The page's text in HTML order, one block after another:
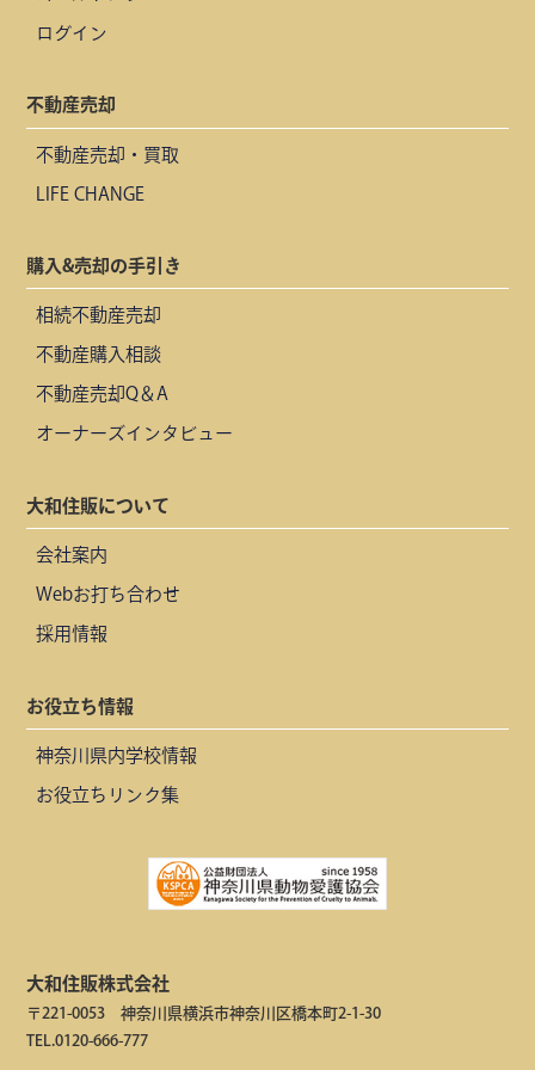
ログイン
不動産売却
不動産売却・買取
LIFE CHANGE
購入&売却の手引き
相続不動産売却
不動産購入相談
不動産売却Q＆A
オーナーズインタビュー
大和住販について
会社案内
Webお打ち合わせ
採用情報
お役立ち情報
神奈川県内学校情報
お役立ちリンク集
大和住販株式会社
〒221-0053 神奈川県横浜市神奈川区橋本町2-1-30
TEL.0120-666-777